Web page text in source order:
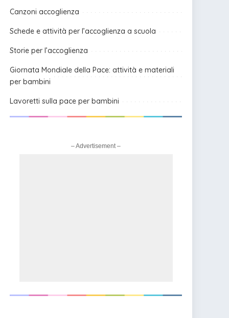
Canzoni accoglienza
Schede e attività per l’accoglienza a scuola
Storie per l’accoglienza
Giornata Mondiale della Pace: attività e materiali
per bambini
Lavoretti sulla pace per bambini
– Advertisement –